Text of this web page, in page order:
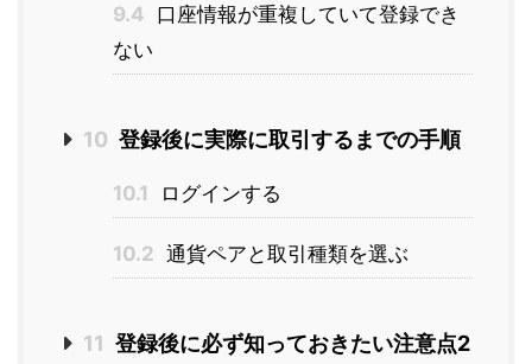
9.4 口座情報が重複していて登録でき
ない
10 登録後に実際に取引するまでの手順
10.1 ログインする
10.2 通貨ペアと取引種類を選ぶ
11 登録後に必ず知っておきたい注意点2